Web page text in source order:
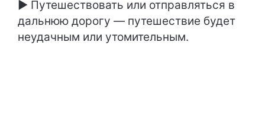
► Путешествовать или отправляться в
дальнюю дорогу — путешествие будет
неудачным или утомительным.